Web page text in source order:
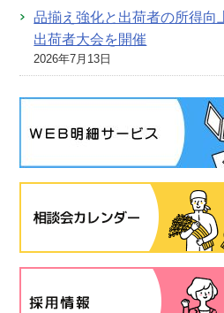
品揃え強化と出荷者の所得
出荷者大会を開催
2026年7月13日